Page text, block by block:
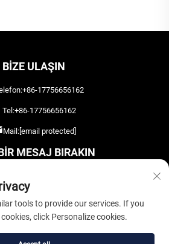
BIZE ULAŞIN
+86-17756656162
Tel:+86-17756656162
Mail:[email protected]
MESAJ BIRAKIN
tools to provide our services. If you
click Personalize cookies.